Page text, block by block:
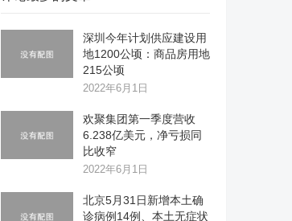
深圳今年计划供应建设用
地1200公顷：商品房用地
215公顷
2022年6月1日
欢聚集团第一季度营收
6.238亿美元，净亏损同
比收窄
2022年6月1日
北京5月31日新增本土确
诊病例14例、本土无症状